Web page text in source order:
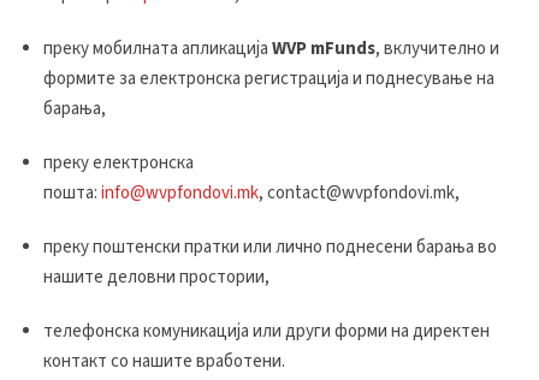
преку мобилната апликацијаWVP mFunds, вклучително и
формите за електронска регистрација и поднесување на
барања,
преку електронска
пошта:info@wvpfondovi.mk, contact@wvpfondovi.mk,
преку поштенски пратки или лично поднесени барања во
нашите деловни простории,
телефонска комуникација или други форми на директен
контакт со нашите вработени.